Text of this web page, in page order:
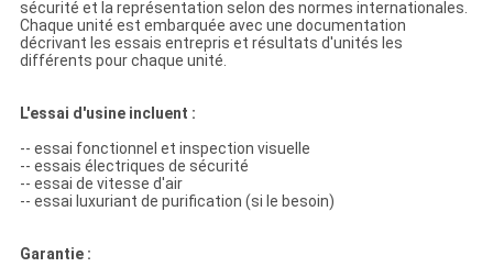
sécurité et la représentation selon des normes internationales.
Chaque unité est embarquée avec une documentation
décrivant les essais entrepris et résultats d'unités les
différents pour chaque unité.
L'essai d'usine incluent :
-- essai fonctionnel et inspection visuelle
-- essais électriques de sécurité
-- essai de vitesse d'air
-- essai luxuriant de purification (si le besoin)
Garantie :